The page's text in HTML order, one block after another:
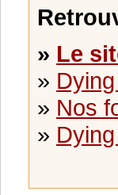
» Le
»
» Nos
»